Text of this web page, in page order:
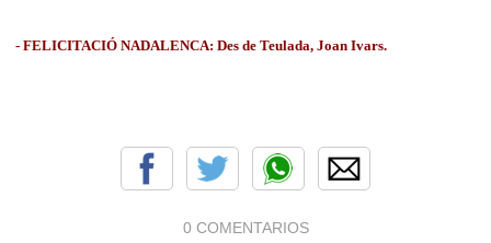
- FELICITACIÓ NADALENCA: Des de Teulada, Joan Ivars.
0 COMENTARIOS